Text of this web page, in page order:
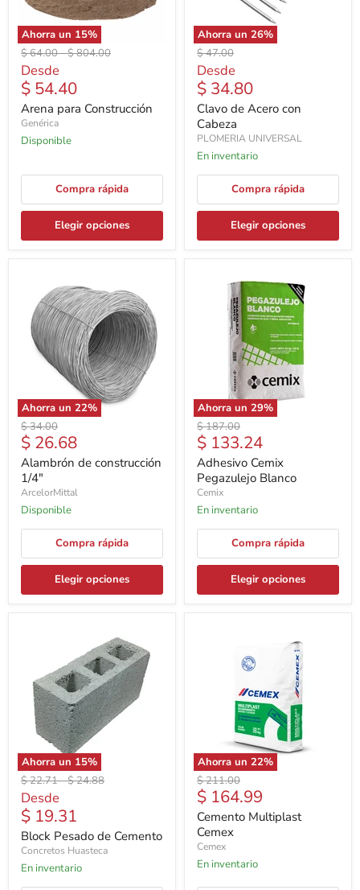
Ahorra un 15%
Precio
original
$ 64.00-Precio
$ 804.00
Desde
$ 54.40
Arena para Construcción
Genérica
Disponible
Compra rápida
Elegir opciones
Ahorra un 26%
Precio
original
$ 47.00
Desde
$ 34.80
Clavo de Acero con
Cabeza
PLOMERIA UNIVERSAL
En inventario
Compra rápida
Elegir opciones
Ahorra un 22%
Precio
original
$ 34.00
Precio
actual
$ 26.68
Alambrón de construcción
1/4"
ArcelorMittal
Disponible
Compra rápida
Elegir opciones
Ahorra un 29%
Precio
original
$ 187.00
Precio
actual
$ 133.24
Adhesivo Cemix
Pegazulejo Blanco
Cemix
En inventario
Compra rápida
Elegir opciones
Ahorra un 15%
Precio
original
$ 22.71-Precio
$ 24.88
Desde
$ 19.31
Block Pesado de Cemento
Concretos Huasteca
En inventario
Ahorra un 22%
Precio
original
$ 211.00
Precio
actual
$ 164.99
Cemento Multiplast
Cemex
Cemex
En inventario